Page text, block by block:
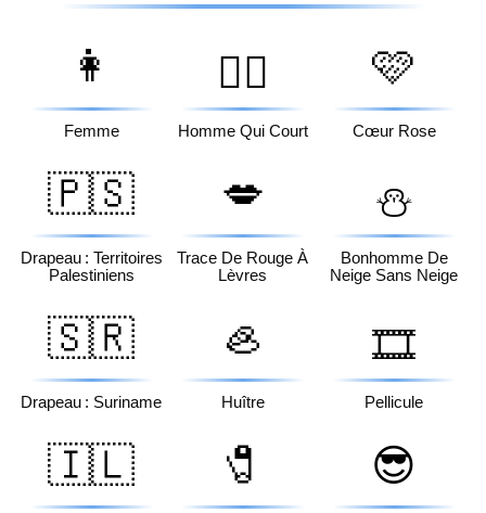
👩
Femme
🏃‍♂️
Homme Qui Court
🩷
Cœur Rose
🇵🇸
Drapeau : Territoires
Palestiniens
💋
Trace De Rouge À
Lèvres
⛄
Bonhomme De
Neige Sans Neige
🇸🇷
Drapeau : Suriname
🦪
Huître
🎞️
Pellicule
🇮🇱 🧷 😎